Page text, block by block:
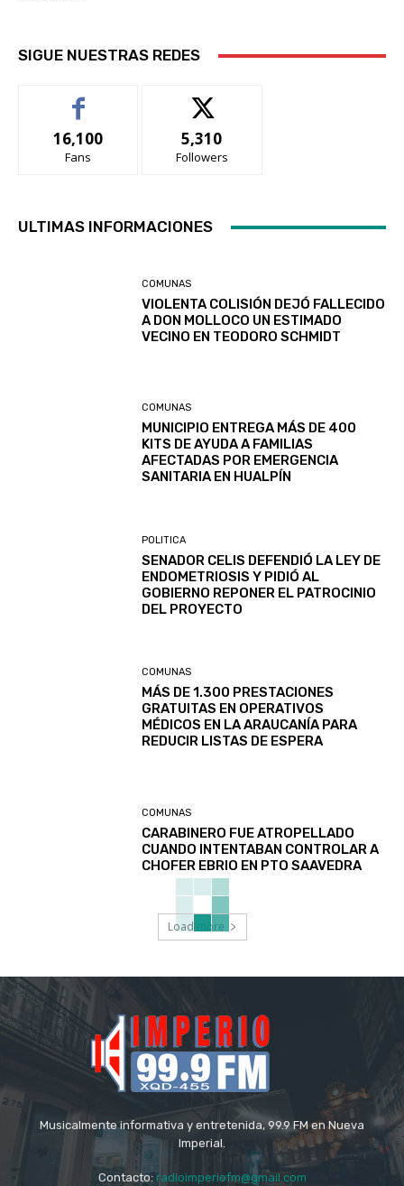
SIGUE NUESTRAS REDES
16,100
Fans
5,310
Followers
ULTIMAS INFORMACIONES
COMUNAS
VIOLENTA COLISIÓN DEJÓ FALLECIDO
A DON MOLLOCO UN ESTIMADO
VECINO EN TEODORO SCHMIDT
COMUNAS
MUNICIPIO ENTREGA MÁS DE 400
KITS DE AYUDA A FAMILIAS
AFECTADAS POR EMERGENCIA
SANITARIA EN HUALPÍN
POLITICA
SENADOR CELIS DEFENDIÓ LA LEY DE
ENDOMETRIOSIS Y PIDIÓ AL
GOBIERNO REPONER EL PATROCINIO
DEL PROYECTO
COMUNAS
MÁS DE 1.300 PRESTACIONES
GRATUITAS EN OPERATIVOS
MÉDICOS EN LA ARAUCANÍA PARA
REDUCIR LISTAS DE ESPERA
COMUNAS
CARABINERO FUE ATROPELLADO
CUANDO INTENTABAN CONTROLAR A
CHOFER EBRIO EN PTO SAAVEDRA
Load more
Musicalmente informativa y entretenida, 99.9 FM en Nueva
Imperial.
Contacto: radioimperiofm@gmail.com